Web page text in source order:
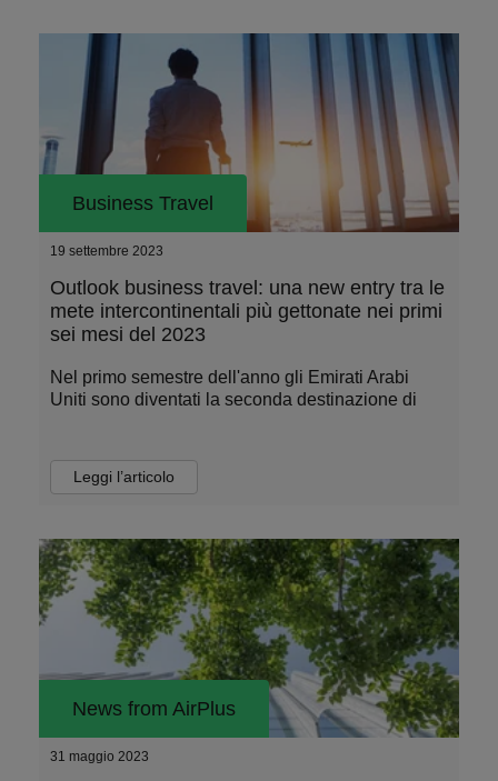
Business Travel
19 settembre 2023
Outlook business travel: una new entry tra le
mete intercontinentali più gettonate nei primi
sei mesi del 2023
Nel primo semestre dell'anno gli Emirati Arabi
Uniti sono diventati la seconda destinazione di
Leggi l’articolo
News from AirPlus
31 maggio 2023